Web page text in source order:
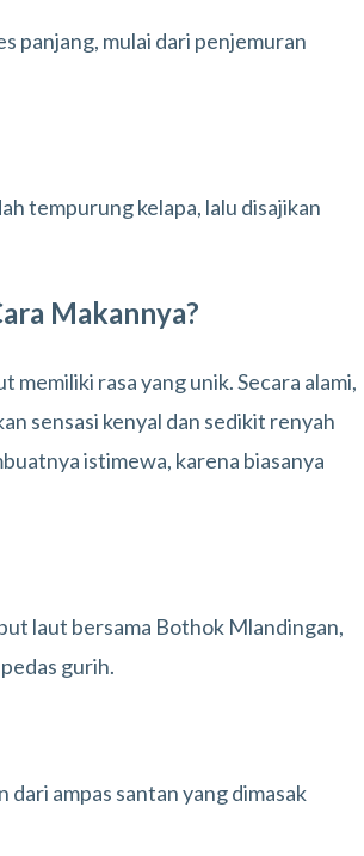
panjang, mulai dari penjemuran
tempurung kelapa, lalu disajikan
Makannya?
rasa yang unik. Secara alami,
sensasi kenyal dan sedikit renyah
istimewa, karena biasanya
laut bersama Bothok Mlandingan,
gurih.
dari ampas santan yang dimasak